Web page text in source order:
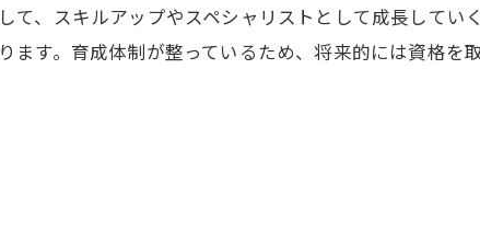
て、スキルアップやスペシャリストとして成長してい
ます。育成体制が整っているため、将来的には資格を